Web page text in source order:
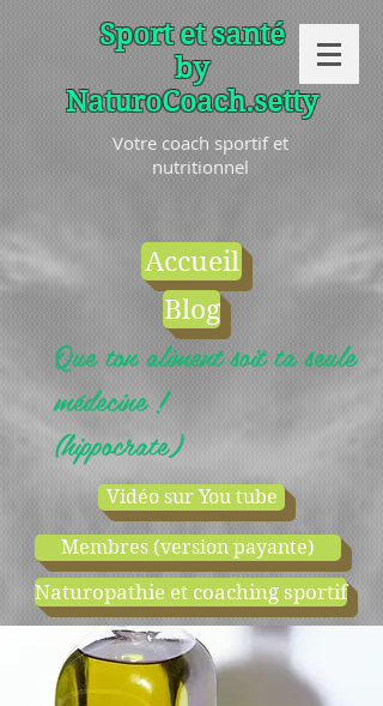
Sport et santé
by
NaturoCoach.setty
Votre coach sportif et
nutritionnel
Accueil
Blog
Que ton aliment soit ta seule
médecine !
(hippocrate)
Vidéo sur You tube
Membres (version payante)
Naturopathie et coaching sportif
cours d'essai boutique